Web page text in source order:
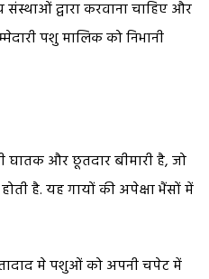
द्वारा करवाना चाहिए और
पशु मालिक को निभानी
घातक और छूतदार बीमारी है, जो
है. यह गायों की अपेक्षा भैंसों में
मे पशुओं को अपनी चपेट में